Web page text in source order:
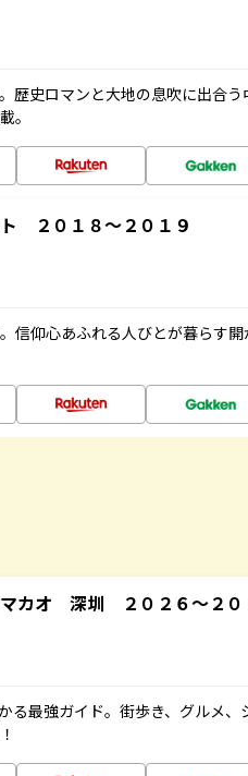
歴史ロマンと大地の息吹に出合
。
２０１８～２０１９
信仰心あふれる人びとが暮らす
オ 深圳 ２０２６～２０
る最強ガイド。街歩き、グルメ、